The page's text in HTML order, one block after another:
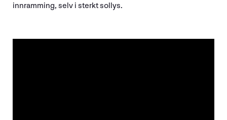
innramming, selv i sterkt sollys.